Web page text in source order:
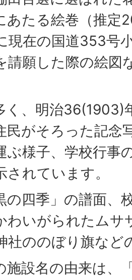
あたる絵巻（推定
現在の国道353号
請願した際の絵図
く、明治36(1903)
民がそろった記念
ぶ様子、学校行事
れています。
の四季」の譜面、
わいがられたムサ
社ののぼり旗など
施設名の由来は、